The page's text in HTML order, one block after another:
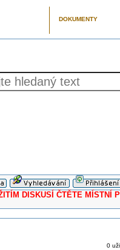
DOKUMENTY
DISKUSÍ ČTĚTE MÍSTNÍ
0